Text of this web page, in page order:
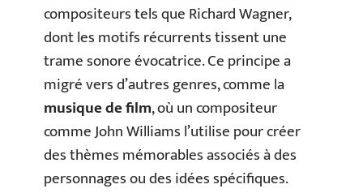
compositeurs tels que Richard Wagner,
dont les motifs récurrents tissent une
trame sonore évocatrice. Ce principe a
migré vers d’autres genres, comme la
musique de film, où un compositeur
comme John Williams l’utilise pour créer
des thèmes mémorables associés à des
personnages ou des idées spécifiques.